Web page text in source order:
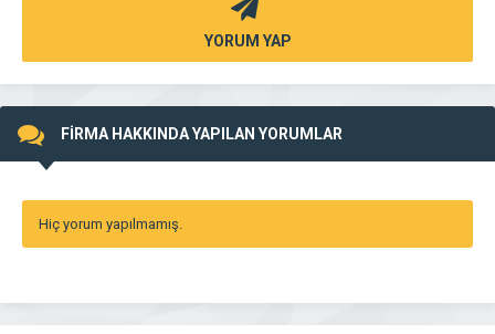
YORUM YAP
FİRMA HAKKINDA YAPILAN YORUMLAR
Hiç yorum yapılmamış.